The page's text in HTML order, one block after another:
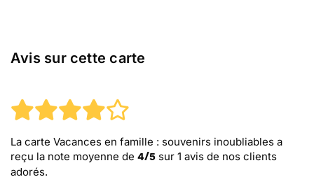
Avis sur cette carte
La carte Vacances en famille : souvenirs inoubliables a
reçu la note moyenne de 4/5 sur 1 avis de nos clients
adorés.